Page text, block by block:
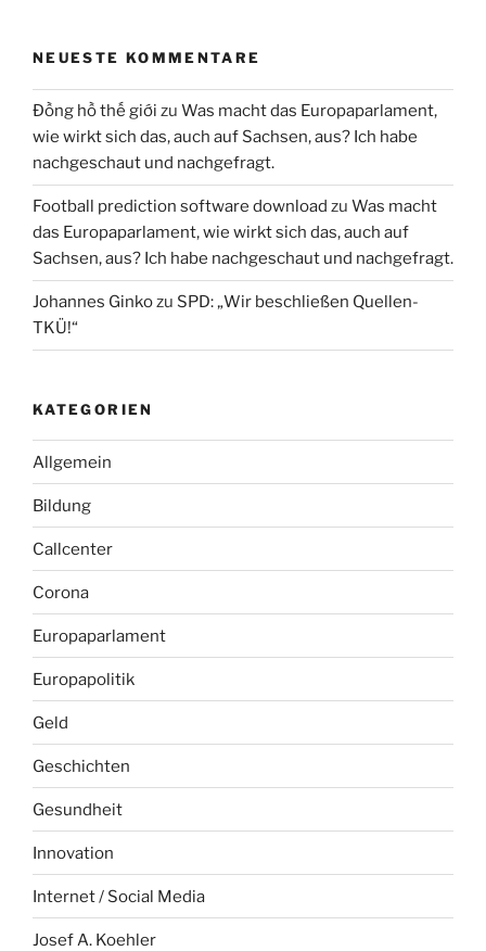
NEUESTE KOMMENTARE
Đồng hồ thế giới zu Was macht das Europaparlament,
wie wirkt sich das, auch auf Sachsen, aus? Ich habe
nachgeschaut und nachgefragt.
Football prediction software download zu Was macht
das Europaparlament, wie wirkt sich das, auch auf
Sachsen, aus? Ich habe nachgeschaut und nachgefragt.
Johannes Ginkozu SPD: „Wir beschließen Quellen-
TKÜ!“
KATEGORIEN
Allgemein
Bildung
Callcenter
Corona
Europaparlament
Europapolitik
Geld
Geschichten
Gesundheit
Innovation
Internet / Social Media
Josef A. Koehler